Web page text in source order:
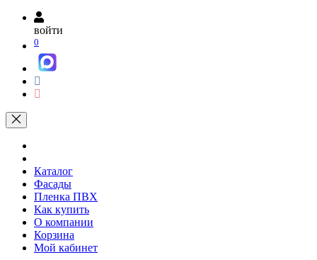
войти
0
Каталог
Фасады
Пленка ПВХ
Как купить
О компании
Корзина
Мой кабинет